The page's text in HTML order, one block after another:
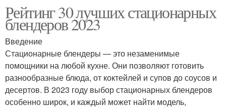
Рейтинг 30 лучших стационарных
блендеров 2023
Введение
Стационарные блендеры — это незаменимые
помощники на любой кухне. Они позволяют готовить
разнообразные блюда, от коктейлей и супов до соусов и
десертов. В 2023 году выбор стационарных блендеров
особенно широк, и каждый может найти модель,